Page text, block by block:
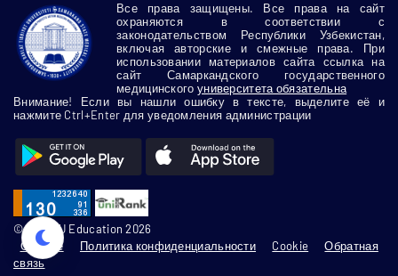
Все права защищены. Все права на сайт
охраняются в соответствии с
законодательством Республики Узбекистан,
включая авторские и смежные права. При
использовании материалов сайта ссылка на
сайт Самаркандского государственного
медицинского университета обязательна
Внимание! Если вы нашли ошибку в тексте, выделите её и
нажмите Ctrl+Enter для уведомления администрации
© SamMU Education 2026
О сайте
Политика конфиденциальности Cookie
Обратная
связь